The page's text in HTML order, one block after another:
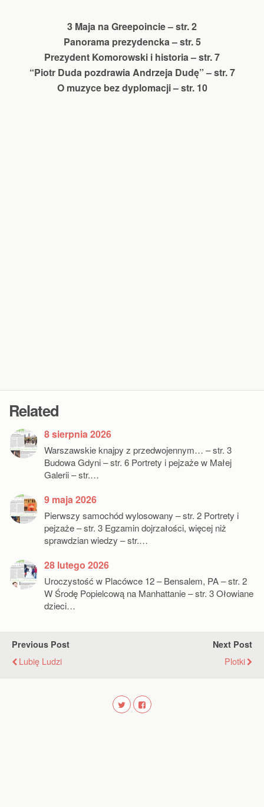
3 Maja na Greepoincie – str. 2
Panorama prezydencka – str. 5
Prezydent Komorowski i historia – str. 7
“Piotr Duda pozdrawia Andrzeja Dudę” – str. 7
O muzyce bez dyplomacji – str. 10
Related
8 sierpnia 2026
Warszawskie knajpy z przedwojennym… – str. 3
Budowa Gdyni – str. 6 Portrety i pejzaże w Małej
Galerii – str.…
9 maja 2026
Pierwszy samochód wylosowany – str. 2 Portrety i
pejzaże – str. 3 Egzamin dojrzałości, więcej niż
sprawdzian wiedzy – str.…
28 lutego 2026
Uroczystość w Placówce 12 – Bensalem, PA – str. 2
W Środę Popielcową na Manhattanie – str. 3 Ołowiane
dzieci…
Previous Post
Lubię Ludzi
Next Post
Plotki